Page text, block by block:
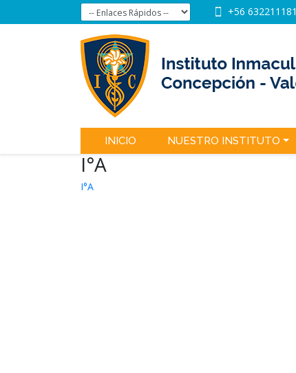
+56 632211181
INICIO NUESTRO INSTITUTO
I°A
I°A